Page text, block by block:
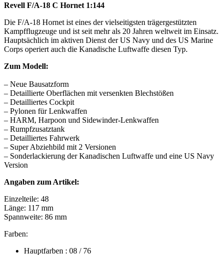
Revell F/A-18 C Hornet 1:144
Die F/A-18 Hornet ist eines der vielseitigsten trägergestützten
Kampfflugzeuge und ist seit mehr als 20 Jahren weltweit im Einsatz.
Hauptsächlich im aktiven Dienst der US Navy und des US Marine
Corps operiert auch die Kanadische Luftwaffe diesen Typ.
Zum Modell:
– Neue Bausatzform
– Detaillierte Oberflächen mit versenkten Blechstößen
– Detailliertes Cockpit
– Pylonen für Lenkwaffen
– HARM, Harpoon und Sidewinder-Lenkwaffen
– Rumpfzusatztank
– Detailliertes Fahrwerk
– Super Abziehbild mit 2 Versionen
– Sonderlackierung der Kanadischen Luftwaffe und eine US Navy
Version
Angaben zum Artikel:
Einzelteile: 48
Länge: 117 mm
Spannweite: 86 mm
Farben:
Hauptfarben : 08 / 76